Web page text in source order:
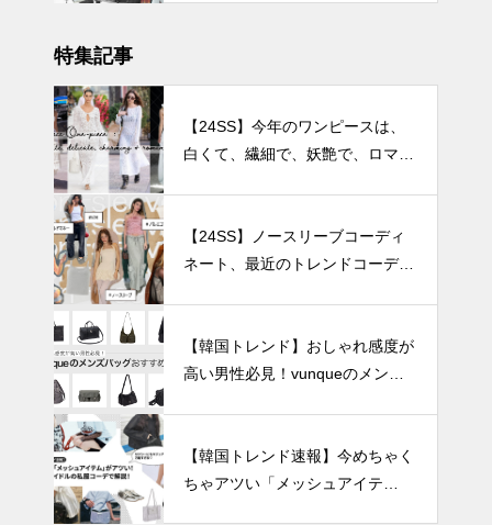
特集記事
【24SS】今年のワンピースは、
白くて、繊細で、妖艶で、ロマン
【24SS】ノースリーブコーディ
ネート、最近のトレンドコーディ
【韓国トレンド】おしゃれ感度が
高い男性必見！vunqueのメンズ
【韓国トレンド速報】今めちゃく
ちゃアツい「メッシュアイテ